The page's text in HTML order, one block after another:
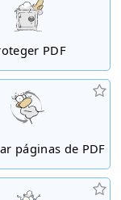
PDF
páginas de PDF